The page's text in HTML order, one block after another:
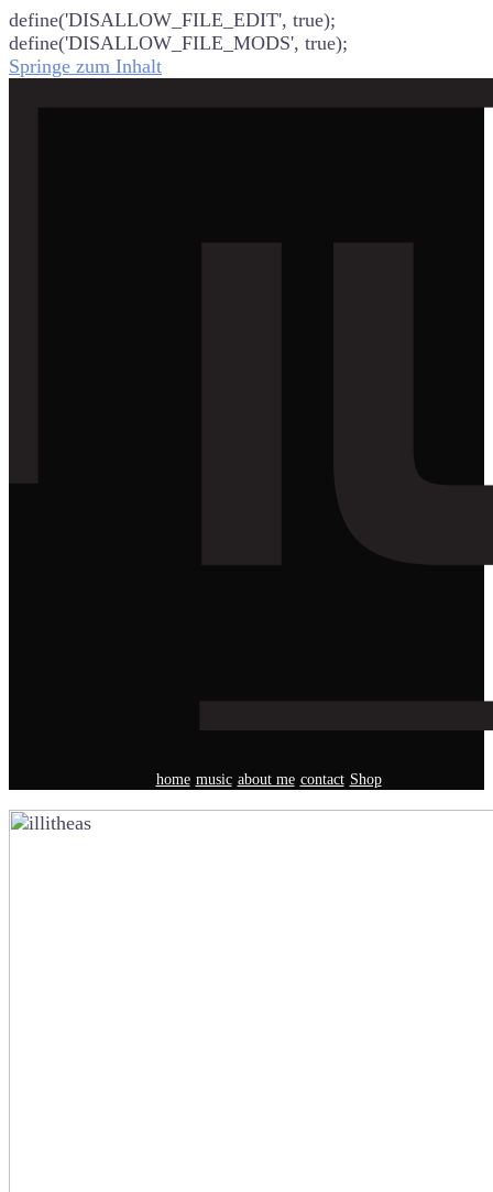
define('DISALLOW_FILE_EDIT', true);
define('DISALLOW_FILE_MODS', true);
Springe zum Inhalt
home music about me contact Shop